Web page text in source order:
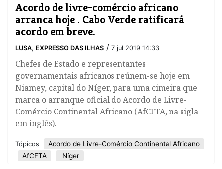
Acordo de livre-comércio africano
arranca hoje . Cabo Verde ratificará
acordo em breve.
LUSA, EXPRESSO DAS ILHAS / 7 jul 2019 14:33
Chefes de Estado e representantes
governamentais africanos reúnem-se hoje em
Niamey, capital do Níger, para uma cimeira que
marca o arranque oficial do Acordo de Livre-
Comércio Continental Africano (AfCFTA, na sigla
em inglês).
Tópicos
Acordo de Livre-Comércio Continental Africano
AfCFTA
Níger